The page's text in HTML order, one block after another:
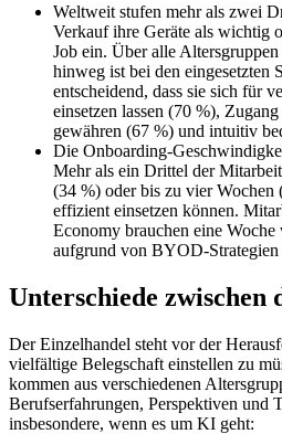
Weltweit stufen mehr als zwei
Verkauf ihre Geräte als wichtig
Job ein. Über alle
hinweg ist bei den eingesetzten
entscheidend, dass sie sich für
einsetzen lassen (70 %),
gewähren (67 %) und intuitiv
Die Onboarding-
Mehr als ein Drittel der
(34 %) oder bis zu vier Wochen
effizient einsetzen können.
Economy brauchen eine
aufgrund von BYOD-
Unterschiede zwischen
Der Einzelhandel steht vor der
vielfältige Belegschaft einstellen zu
kommen aus verschiedenen
Berufserfahrungen, Perspektiven und
insbesondere, wenn es um KI geht: